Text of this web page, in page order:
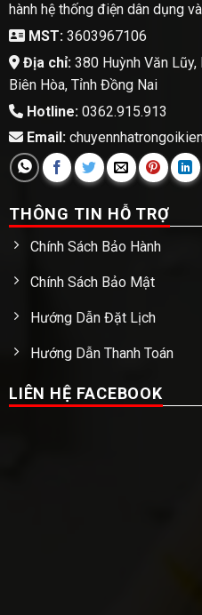
hành hệ thống điện dân dụng
MST:3603967106
Địa chỉ:380 Huỳnh Văn Lũy,
Biên Hòa, Tỉnh Đồng Nai
Hotline:0362.915.913
Email:
THÔNG TIN HỖ TRỢ
Chính Sách Bảo Hành
Chính Sách Bảo Mật
Hướng Dẫn Đặt Lịch
Hướng Dẫn Thanh Toán
LIÊN HỆ FACEBOOK